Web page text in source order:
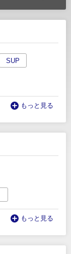
SUP
もっと見る
もっと見る